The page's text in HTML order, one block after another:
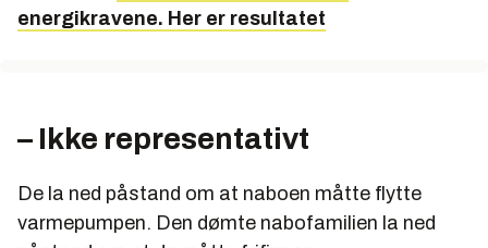
energikravene. Her er resultatet
– Ikke representativt
De la ned påstand om at naboen måtte flytte
varmepumpen. Den dømte nabofamilien la ned